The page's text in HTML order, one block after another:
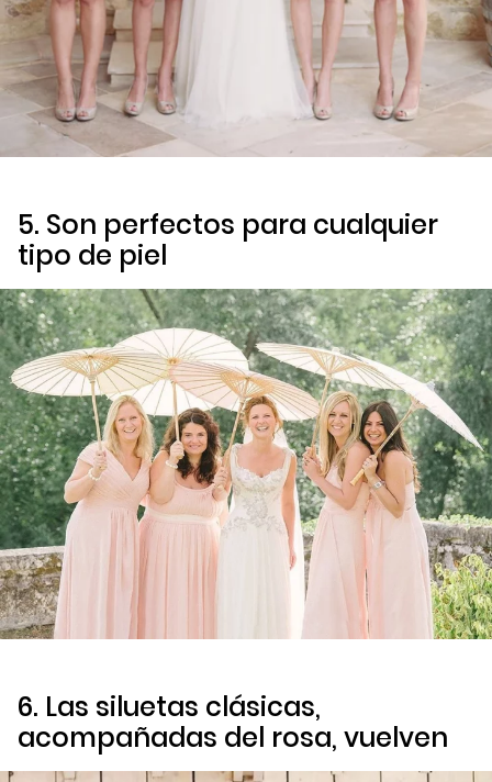
5. Son perfectos para cualquier
tipo de piel
6. Las siluetas clásicas,
acompañadas del rosa, vuelven